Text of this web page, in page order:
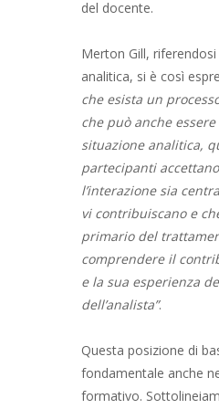
del docente.
Merton Gill,
analitica, si è così
che esista un
che può anche
situazione analitica,
partecipanti accettano
l’interazione sia
vi contribuiscano e
primario del
comprendere il
e la sua esperienza
dell’analista”.
Questa posizione di
fondamentale anche
formativo.